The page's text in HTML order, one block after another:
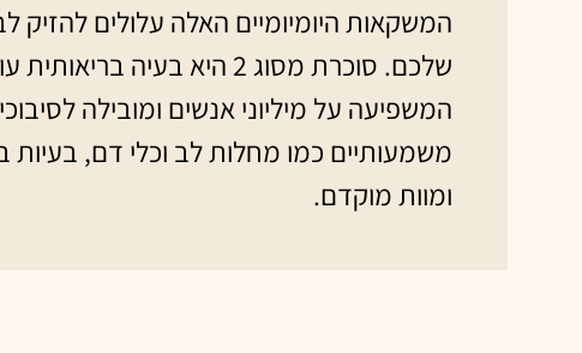
המשקאות היומיומיים האלה עלולים להזיק
שלכם. סוכרת מסוג 2 היא בעיה
המשפיעה על מיליוני אנשים ומובילה
משמעותיים כמו מחלות לב וכלי דם, בעיות
ומוות מוקדם.